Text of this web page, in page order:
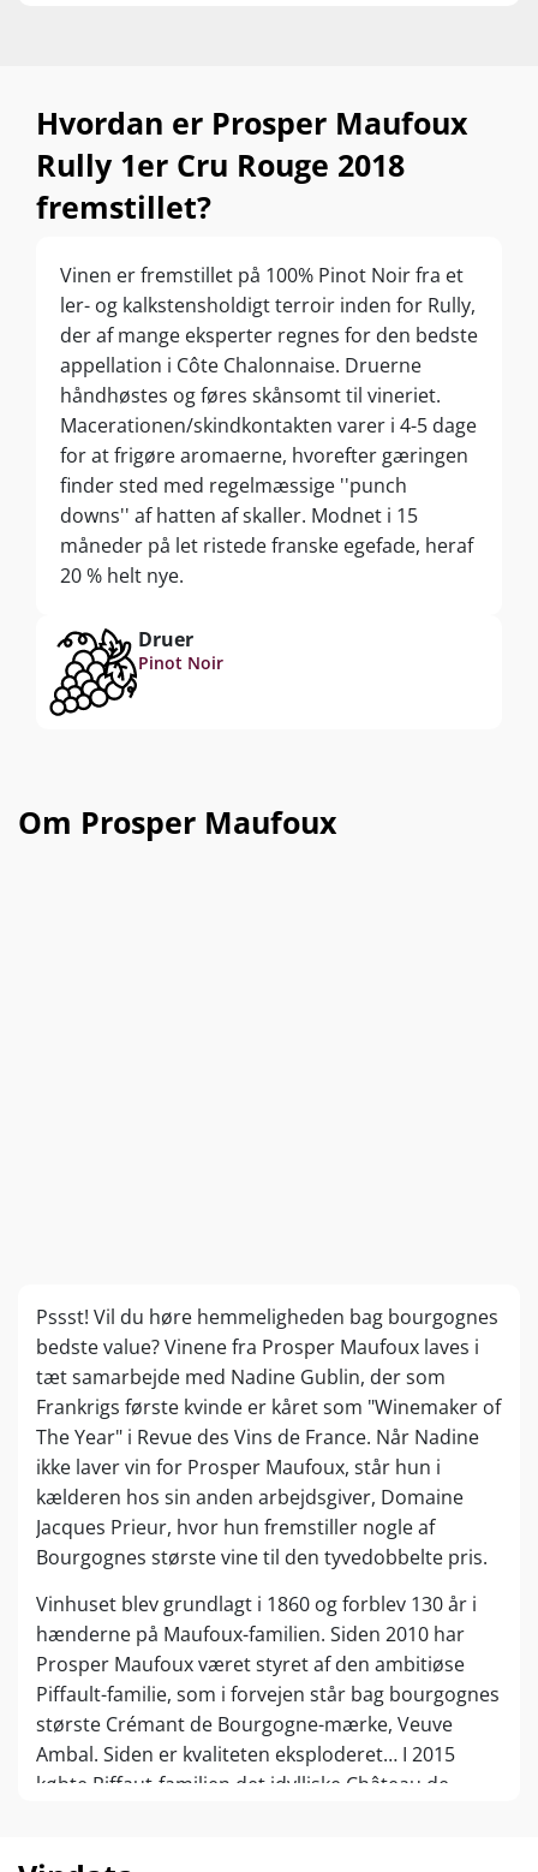
Hvordan er Prosper Maufoux
Rully 1er Cru Rouge 2018
fremstillet?
Vinen er fremstillet på 100% Pinot Noir fra et
ler- og kalkstensholdigt terroir inden for Rully,
der af mange eksperter regnes for den bedste
appellation i Côte Chalonnaise. Druerne
håndhøstes og føres skånsomt til vineriet.
Macerationen/skindkontakten varer i 4-5 dage
for at frigøre aromaerne, hvorefter gæringen
finder sted med regelmæssige ''punch
downs'' af hatten af skaller. Modnet i 15
måneder på let ristede franske egefade, heraf
20 % helt nye.
Druer
Pinot Noir
Om Prosper Maufoux
Pssst! Vil du høre hemmeligheden bag bourgognes
bedste value? Vinene fra Prosper Maufoux laves i
tæt samarbejde med Nadine Gublin, der som
Frankrigs første kvinde er kåret som "Winemaker of
The Year" i Revue des Vins de France. Når Nadine
ikke laver vin for Prosper Maufoux, står hun i
kælderen hos sin anden arbejdsgiver, Domaine
Jacques Prieur, hvor hun fremstiller nogle af
Bourgognes største vine til den tyvedobbelte pris.
Vinhuset blev grundlagt i 1860 og forblev 130 år i
hænderne på Maufoux-familien. Siden 2010 har
Prosper Maufoux været styret af den ambitiøse
Piffault-familie, som i forvejen står bag bourgognes
største Crémant de Bourgogne-mærke, Veuve
Ambal. Siden er kvaliteten eksploderet… I 2015
købte Piffaut-familien det idylliske Château de